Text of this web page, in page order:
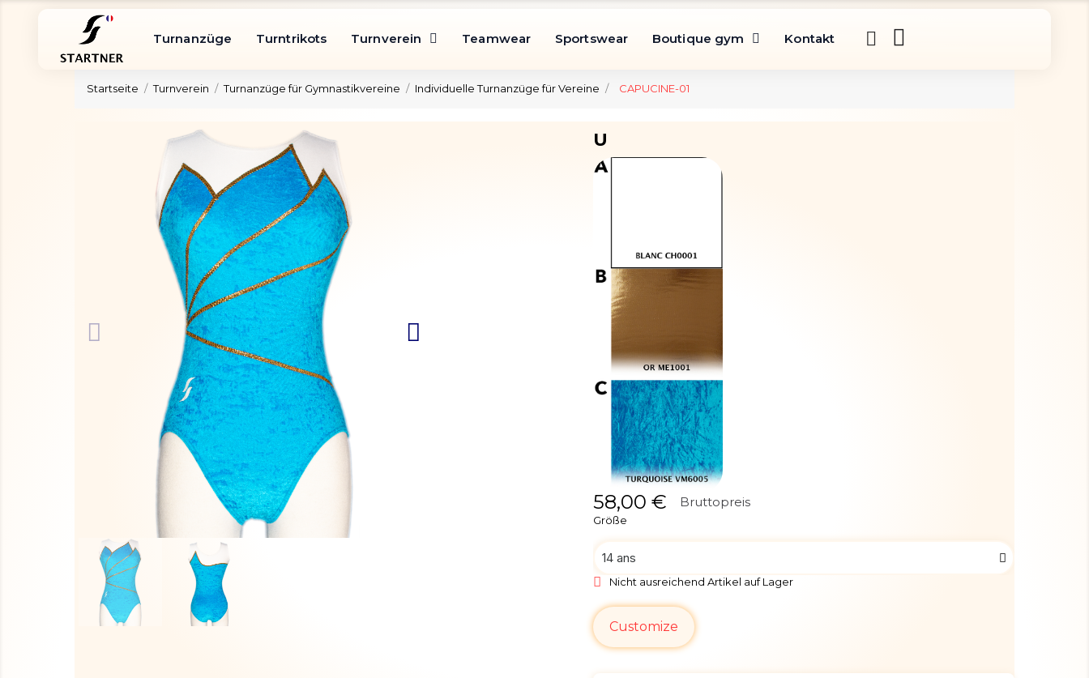
Turnanzüge Turntrikots Turnverein Teamwear Sportswear Boutique gym Kontakt
Startseite Turnverein Turnanzüge für Gymnastikvereine Individuelle Turnanzüge für Vereine CAPUCINE-01
U
58,00 € Bruttopreis
Größe
Nicht ausreichend Artikel auf Lager
Customize